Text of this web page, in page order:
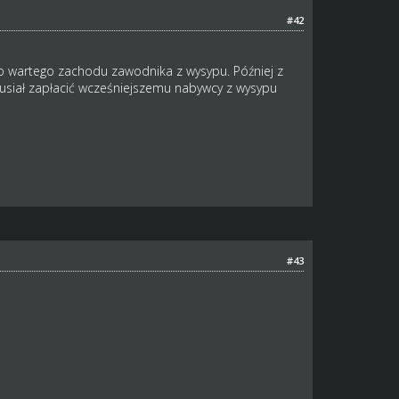
#42
wartego zachodu zawodnika z wysypu. Później z
zapłacić wcześniejszemu nabywcy z wysypu
#43